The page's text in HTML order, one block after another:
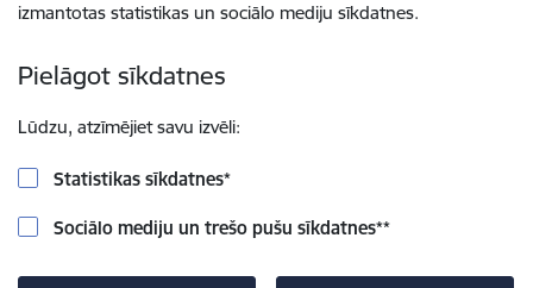
izmantotas statistikas un sociālo mediju sīkdatnes.
Pielāgot sīkdatnes
Lūdzu, atzīmējiet savu izvēli:
Statistikas sīkdatnes*
Sociālo mediju un trešo pušu sīkdatnes**